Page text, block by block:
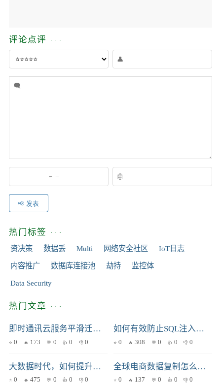
评论点评
发表
热门标签
资决策 数据丢 Multi 网络安全社区 IoT日志
内容推广 数据库连接池 劫持 监控体
Data Security
热门文章
即时通讯云服务平滑迁移与集成：提升消息同步效率的实战指南
0 173 0 0 0
如何有效防止SQL注入攻击：从理论到实践的全面解析
0 308 0 0 0
大数据时代，如何提升分区策略的查询效率？
0 475 0 0 0
全球电商数据复制怎么选？PM与技术团队协作的决策指南
0 137 0 0 0